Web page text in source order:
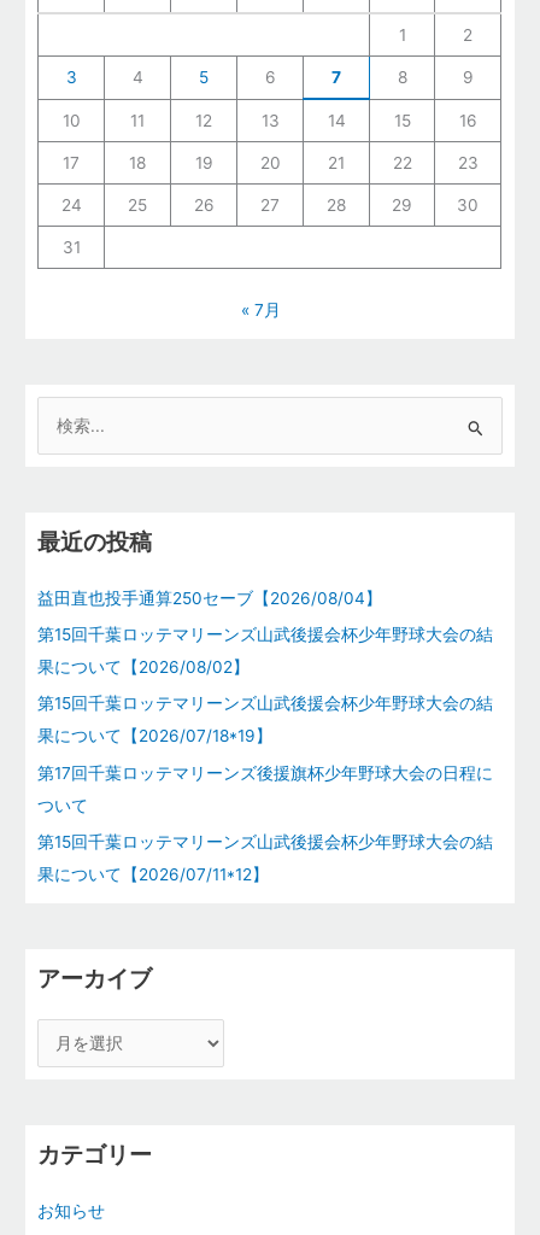
1 2
3 4 5 6 7 8 9
10 11 12 13 14 15 16
17 18 19 20 21 22 23
24 25 26 27 28 29 30
31
« 7月
象
最近の投稿
益田直也投手通算250セーブ【2026/08/04】
第15回千葉ロッテマリーンズ山武後援会杯少年野球大会の結
果について【2026/08/02】
第15回千葉ロッテマリーンズ山武後援会杯少年野球大会の結
果について【2026/07/18*19】
第17回千葉ロッテマリーンズ後援旗杯少年野球大会の日程に
ついて
第15回千葉ロッテマリーンズ山武後援会杯少年野球大会の結
果について【2026/07/11*12】
アーカイブ
カテゴリー
お知らせ